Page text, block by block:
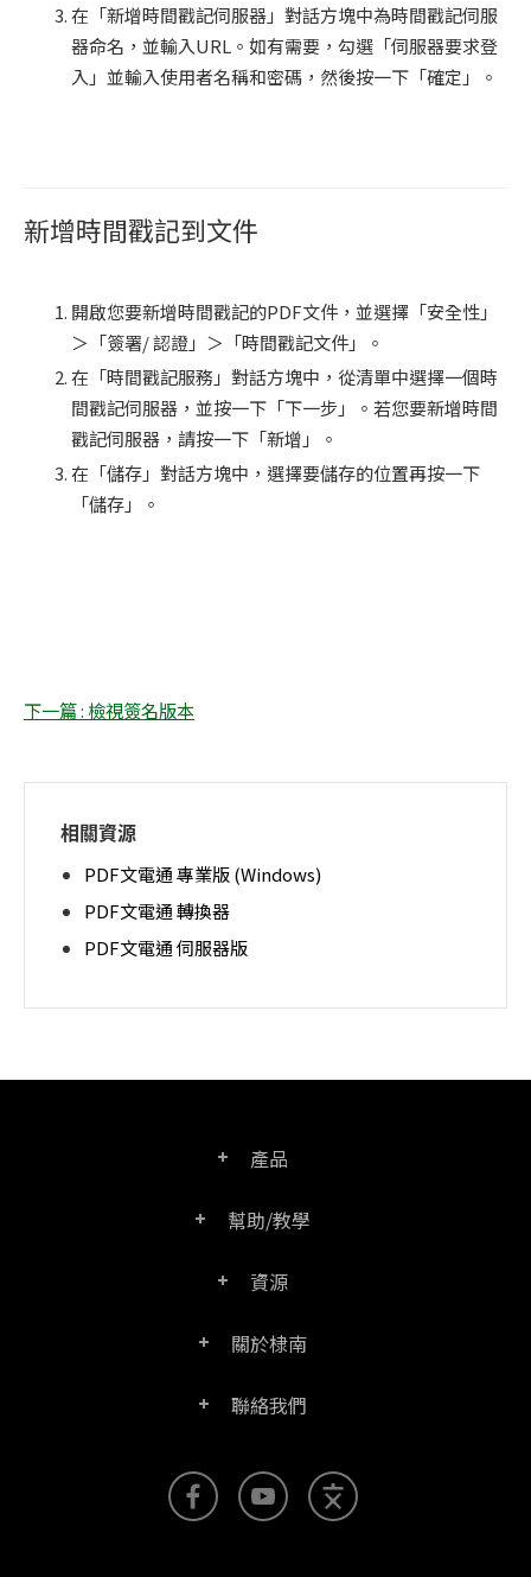
在「新增時間戳記伺服器」對話方塊中為時間戳記伺服
器命名，並輸入URL。如有需要，勾選「伺服器要求登
入」並輸入使用者名稱和密碼，然後按一下「確定」。
新增時間戳記到文件
開啟您要新增時間戳記的PDF文件，並選擇「安全性」
＞「簽署/ 認證」＞「時間戳記文件」。
在「時間戳記服務」對話方塊中，從清單中選擇一個時
間戳記伺服器，並按一下「下一步」。若您要新增時間
戳記伺服器，請按一下「新增」。
在「儲存」對話方塊中，選擇要儲存的位置再按一下
「儲存」。
下一篇 : 檢視簽名版本
相關資源
PDF文電通 專業版 (Windows)
PDF文電通 轉換器
PDF文電通 伺服器版
產品
PDF文電通專業版
Right PDF Reader (行動版)
幫助/教學
常見問題
使用手冊
資源
產品/授權比較表
SDK資源 (伺服器版適用)
關於棣南
公司介紹
官方部落格
聯絡我們
聯絡銷售